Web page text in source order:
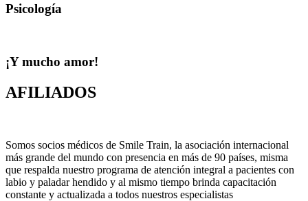
Psicología
¡Y mucho amor!
AFILIADOS
Somos socios médicos de Smile Train, la asociación internacional
más grande del mundo con presencia en más de 90 países, misma
que respalda nuestro programa de atención integral a pacientes con
labio y paladar hendido y al mismo tiempo brinda capacitación
constante y actualizada a todos nuestros especialistas